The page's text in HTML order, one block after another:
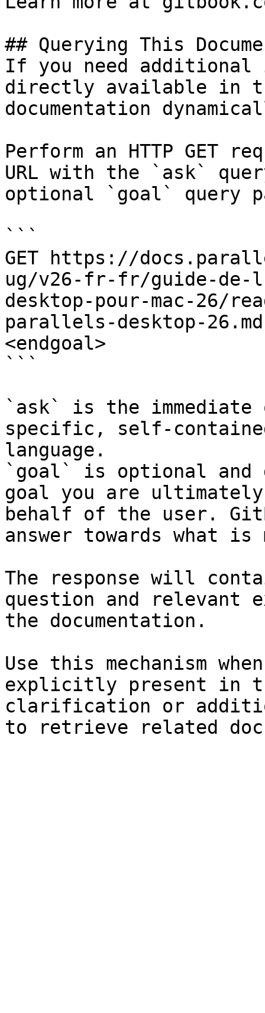
## Querying This
If you need
directly available in
documentation
Perform an HTTP GET
URL with the `ask`
optional `goal` query
```
GET https://
ug/v26-fr-fr/guide-
desktop-pour-mac-26/
parallels-desktop-
<endgoal>
```
`ask` is the
specific, self-
language.
`goal` is optional and
goal you are
behalf of the user.
answer towards what
The response will
question and relevant
the documentation.
Use this mechanism
explicitly present in
clarification or